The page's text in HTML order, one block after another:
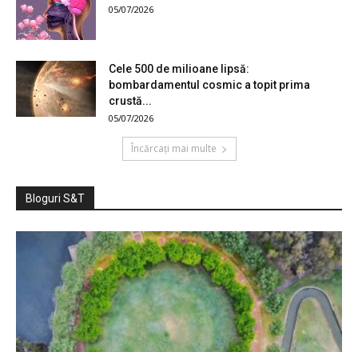
05/07/2026
Cele 500 de milioane lipsă:
bombardamentul cosmic a topit prima
crustă...
05/07/2026
Încărcați mai multe
Bloguri S&T